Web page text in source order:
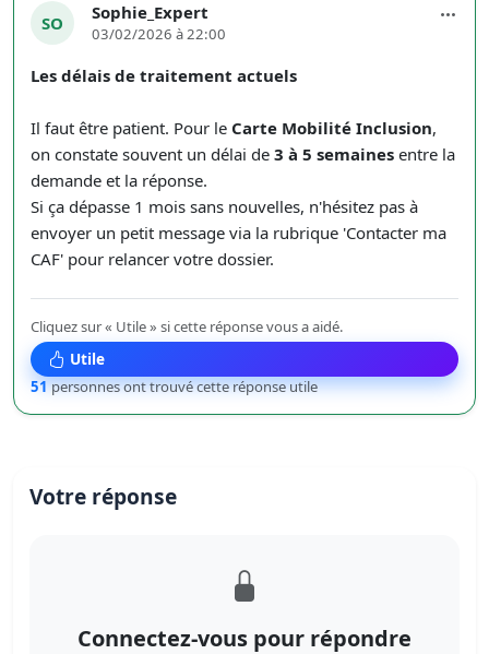
SO Sophie_Expert
03/02/2026 à 22:00
Les délais de traitement actuels
Il faut être patient. Pour le Carte Mobilité Inclusion,
on constate souvent un délai de 3 à 5 semaines entre la
demande et la réponse.
Si ça dépasse 1 mois sans nouvelles, n'hésitez pas à
envoyer un petit message via la rubrique 'Contacter ma
CAF' pour relancer votre dossier.
Cliquez sur « Utile » si cette réponse vous a aidé.
Utile
51personnes ont trouvé cette réponse utile
Votre réponse
Connectez-vous pour répondre